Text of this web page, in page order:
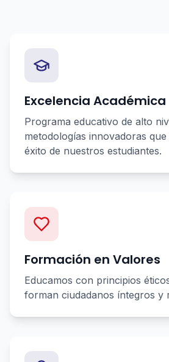
Excelencia Académica
Programa educativo de alto
metodologías innovadoras
éxito de nuestros estudiantes.
Formación en Valores
Educamos con principios
forman ciudadanos íntegros y